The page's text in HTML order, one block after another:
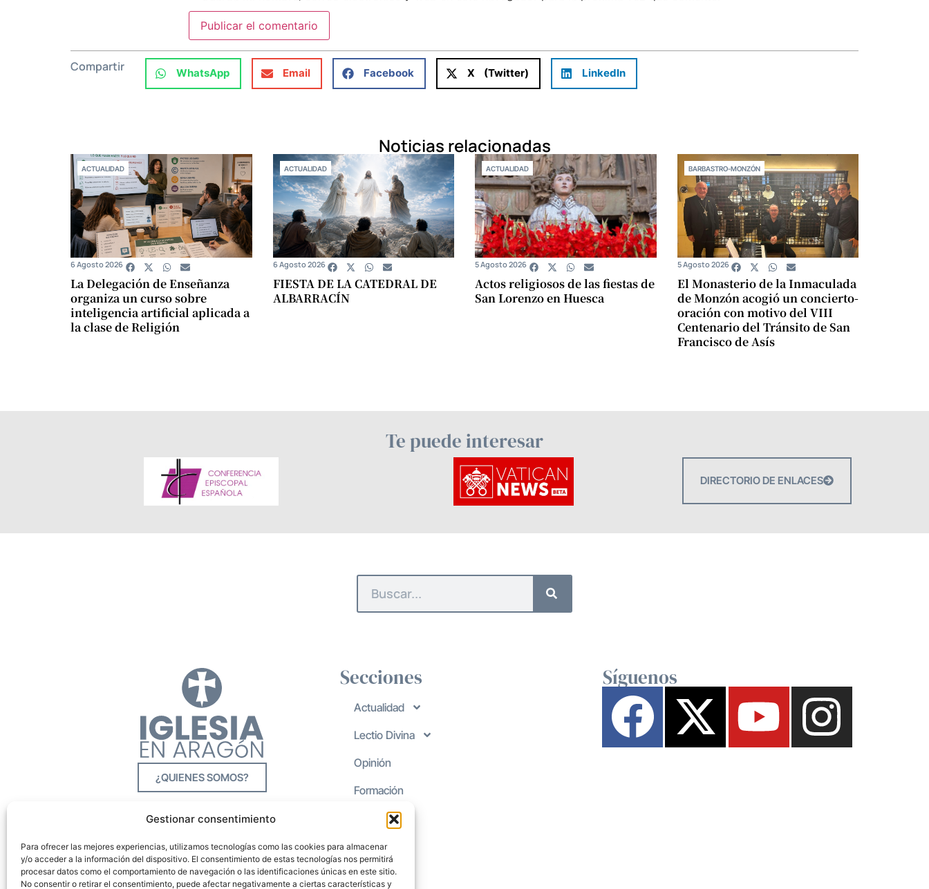
Gestionar consentimiento
Para ofrecer las mejores experiencias, utilizamos tecnologías como las cookies para almacenar
y/o acceder a la información del dispositivo. El consentimiento de estas tecnologías nos permitirá
procesar datos como el comportamiento de navegación o las identificaciones únicas en este sitio.
No consentir o retirar el consentimiento, puede afectar negativamente a ciertas características y
Compartir WhatsApp Email Facebook X (Twitter) LinkedIn
Noticias relacionadas
ACTUALIDAD
La Delegación de Enseñanza
organiza un curso sobre
inteligencia artificial aplicada a
la clase de Religión
6 Agosto 2026
ACTUALIDAD
FIESTA DE LA CATEDRAL DE
ALBARRACÍN
6 Agosto 2026
ACTUALIDAD
Actos religiosos de las fiestas de
San Lorenzo en Huesca
5 Agosto 2026
BARBASTRO-MONZÓN
El Monasterio de la Inmaculada
de Monzón acogió un concierto-
oración con motivo del VIII
Centenario del Tránsito de San
Francisco de Asís
5 Agosto 2026
Te puede interesar
DIRECTORIO DE ENLACES
¿QUIENES SOMOS?
Secciones
Actualidad
Lectio Divina
Opinión
Formación
Síguenos